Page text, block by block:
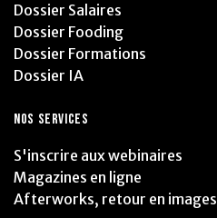
Dossier Salaires
Dossier Fooding
Dossier Formations
Dossier IA
NOS SERVICES
S'inscrire aux webinaires
Magazines en ligne
Afterworks, retour en images